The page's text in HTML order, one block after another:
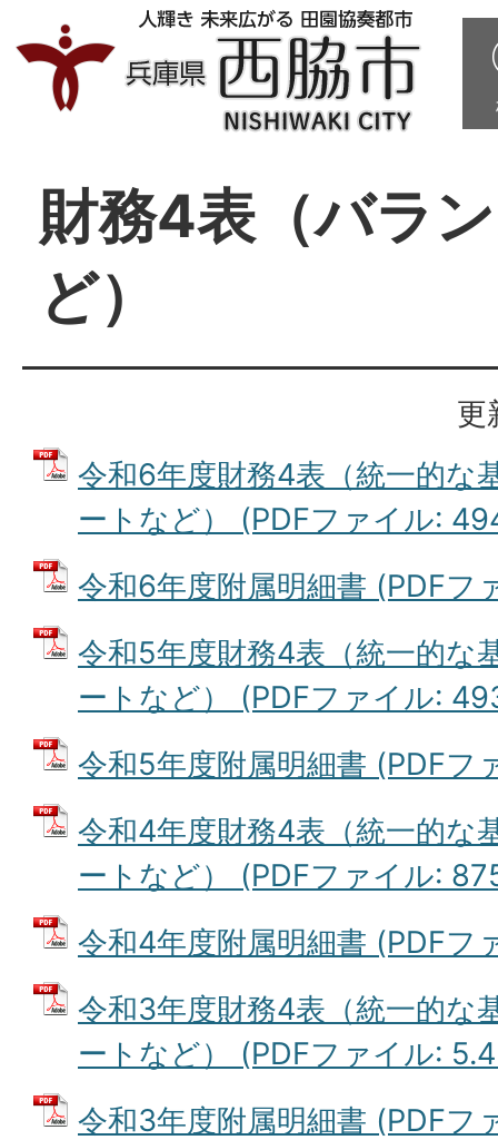
財務4表（バラ
ど）
更
令和6年度財務4表（統一的な
ートなど） (PDFファイル:
令和6年度附属明細書 (PDFフ
令和5年度財務4表（統一的な
ートなど） (PDFファイル:
令和5年度附属明細書 (PDFフ
令和4年度財務4表（統一的な
ートなど） (PDFファイル:
令和4年度附属明細書 (PDFフ
令和3年度財務4表（統一的な
ートなど） (PDFファイル:
令和3年度附属明細書 (PDFフ